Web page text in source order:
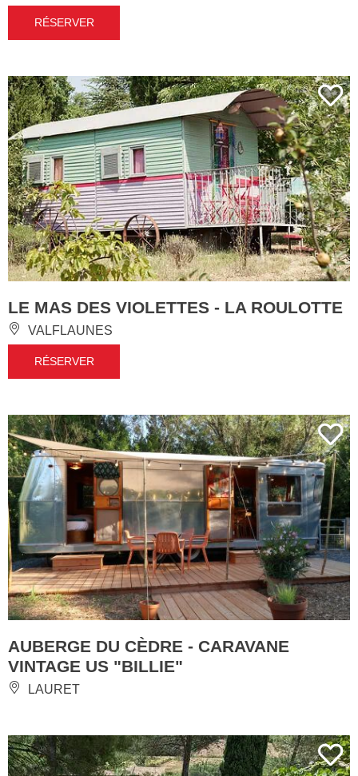
RÉSERVER
LE MAS DES VIOLETTES - LA ROULOTTE
VALFLAUNES
RÉSERVER
AUBERGE DU CÈDRE - CARAVANE
VINTAGE US "BILLIE"
LAURET